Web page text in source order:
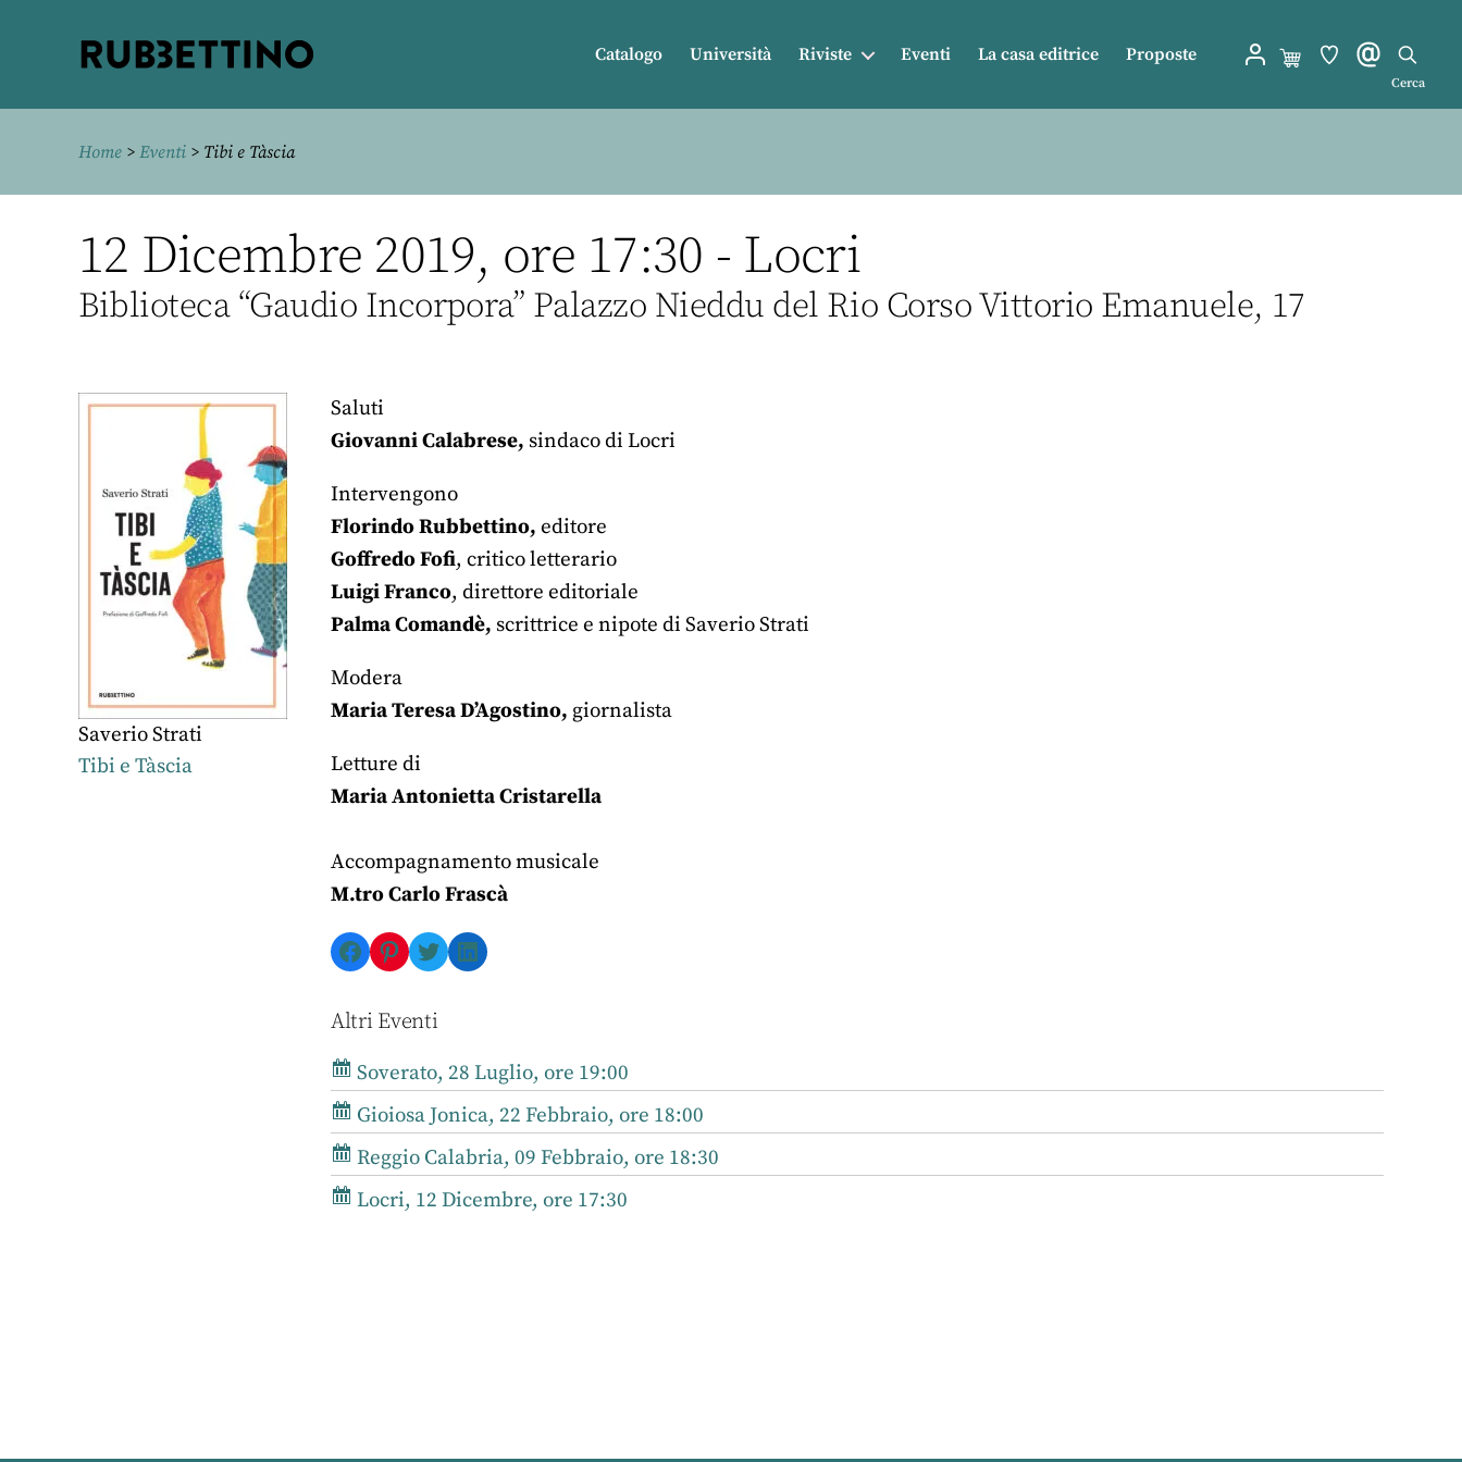
Catalogo Università Riviste Eventi La casa editrice Proposte
Cerca
Home > Eventi > Tibi e Tàscia
12 Dicembre 2019, ore 17:30 - Locri
Biblioteca “Gaudio Incorpora” Palazzo Nieddu del Rio Corso Vittorio Emanuele, 17
Saverio Strati
Tibi e Tàscia
Saluti
Giovanni Calabrese, sindaco di Locri
Intervengono
Florindo Rubbettino, editore
Goffredo Fofi, critico letterario
Luigi Franco, direttore editoriale
Palma Comandè, scrittrice e nipote di Saverio Strati
Modera
Maria Teresa D’Agostino, giornalista
Letture di
Maria AntoniettaCristarella
Accompagnamento musicale
M.tro Carlo Frascà
Facebook
Pinterest
TwitterLinkedIn
Altri Eventi
Soverato, 28 Luglio, ore 19:00
Gioiosa Jonica, 22 Febbraio, ore 18:00
Reggio Calabria, 09 Febbraio, ore 18:30
Locri, 12 Dicembre, ore 17:30